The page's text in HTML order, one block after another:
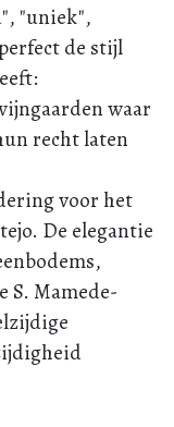
"uniek",
de stijl
waar
recht laten
voor het
De elegantie
S. Mamede-